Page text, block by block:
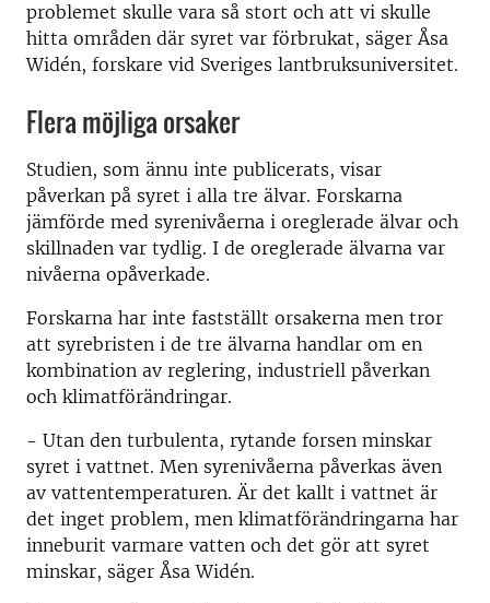
problemet skulle vara så stort och att vi skulle
hitta områden där syret var förbrukat, säger Åsa
Widén, forskare vid Sveriges lantbruksuniversitet.
Flera möjliga orsaker
Studien, som ännu inte publicerats, visar
påverkan på syret i alla tre älvar. Forskarna
jämförde med syrenivåerna i oreglerade älvar och
skillnaden var tydlig. I de oreglerade älvarna var
nivåerna opåverkade.
Forskarna har inte fastställt orsakerna men tror
att syrebristen i de tre älvarna handlar om en
kombination av reglering, industriell påverkan
och klimatförändringar.
- Utan den turbulenta, rytande forsen minskar
syret i vattnet. Men syrenivåerna påverkas även
av vattentemperaturen. Är det kallt i vattnet är
det inget problem, men klimatförändringarna har
inneburit varmare vatten och det gör att syret
minskar, säger Åsa Widén.